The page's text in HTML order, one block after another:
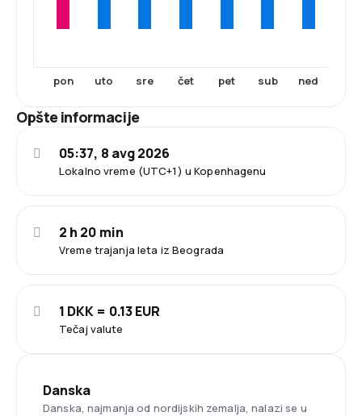
pon uto sre čet pet sub ned
Opšte informacije
Lokalno vreme (UTC+1) u Kopenhagenu
05:37, 8 avg 2026
Vreme trajanja leta iz Beograda
2 h 20 min
Tečaj valute
1 DKK = 0.13 EUR
Danska
Danska, najmanja od nordijskih zemalja, nalazi se u